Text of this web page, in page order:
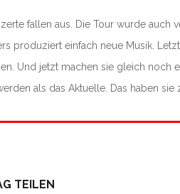
fallen aus. Die Tour wurde auch
produziert einfach neue Musik.
Und jetzt machen sie gleich noch
als das Aktuelle. Das haben
TEILEN